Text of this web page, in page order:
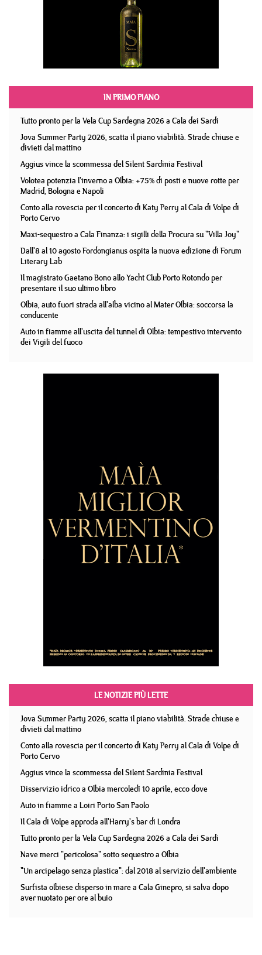
IN PRIMO PIANO
Tutto pronto per la Vela Cup Sardegna 2026 a Cala dei Sardi
Jova Summer Party 2026, scatta il piano viabilità. Strade chiuse e
divieti dal mattino
Aggius vince la scommessa del Silent Sardinia Festival
Volotea potenzia l'inverno a Olbia: +75% di posti e nuove rotte per
Madrid, Bologna e Napoli
Conto alla rovescia per il concerto di Katy Perry al Cala di Volpe di
Porto Cervo
Maxi-sequestro a Cala Finanza: i sigilli della Procura su "Villa Joy"
Dall'8 al 10 agosto Fordongianus ospita la nuova edizione di Forum
Literary Lab
Il magistrato Gaetano Bono allo Yacht Club Porto Rotondo per
presentare il suo ultimo libro
Olbia, auto fuori strada all'alba vicino al Mater Olbia: soccorsa la
conducente
Auto in fiamme all'uscita del tunnel di Olbia: tempestivo intervento
dei Vigili del fuoco
LE NOTIZIE PIÙ LETTE
Jova Summer Party 2026, scatta il piano viabilità. Strade chiuse e
divieti dal mattino
Conto alla rovescia per il concerto di Katy Perry al Cala di Volpe di
Porto Cervo
Aggius vince la scommessa del Silent Sardinia Festival
Disservizio idrico a Olbia mercoledì 10 aprile, ecco dove
Auto in fiamme a Loiri Porto San Paolo
Il Cala di Volpe approda all'Harry's bar di Londra
Tutto pronto per la Vela Cup Sardegna 2026 a Cala dei Sardi
Nave merci "pericolosa" sotto sequestro a Olbia
"Un arcipelago senza plastica": dal 2018 al servizio dell'ambiente
Surfista olbiese disperso in mare a Cala Ginepro, si salva dopo
aver nuotato per ore al buio